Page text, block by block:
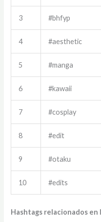
3 #bhfyp
4 #aesthetic
5 #manga
6 #kawaii
7 #cosplay
8 #edit
9 #otaku
10 #edits
Hashtags relacionados en